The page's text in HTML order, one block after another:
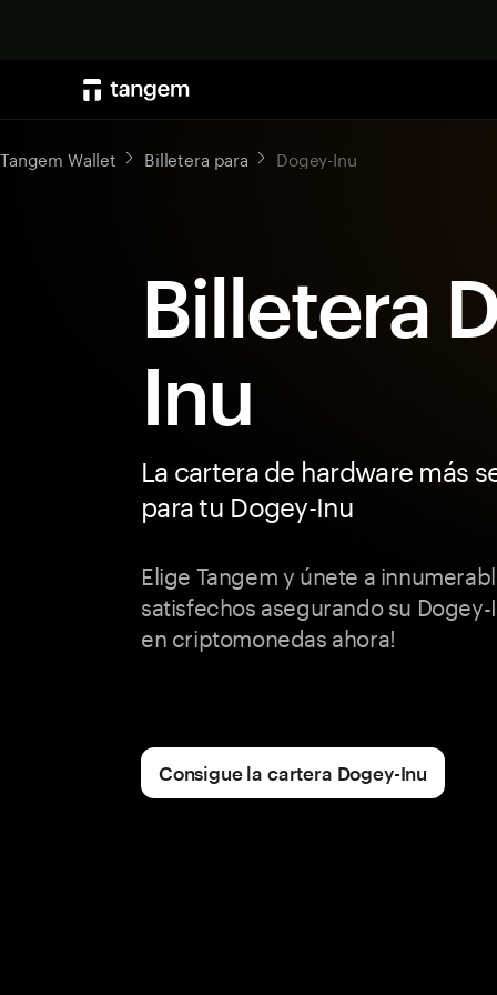
Tangem Wallet Billetera para Dogey-Inu
Billetera
Inu
La cartera de hardware más
para tu Dogey-Inu
Elige Tangem y únete a
satisfechos asegurando su
en criptomonedas ahora!
Consigue la cartera Dogey-Inu